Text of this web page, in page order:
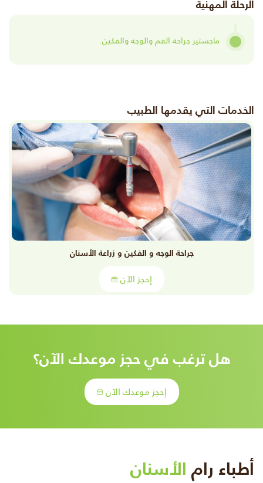
الرحلة المهنية
ماجستير جراحة الفم والوجه والفكين.
الخدمات التي يقدمها الطبيب
جراحة الوجه و الفكين و زراعة الأسنان
إحجز الآن
هل ترغب في حجز موعدك الآن؟
إحجز موعدك الآن
أطباء رامالأسنان